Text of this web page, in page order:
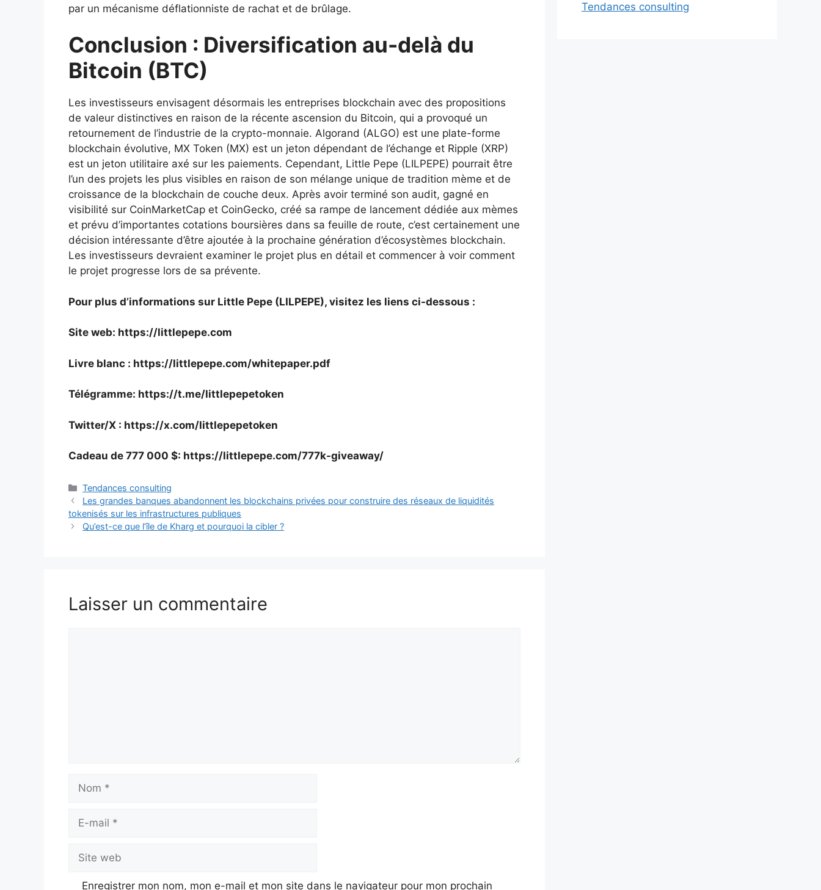
par un mécanisme déflationniste de rachat et de brûlage.
Conclusion : Diversification au-delà du
Bitcoin (BTC)
Les investisseurs envisagent désormais les entreprises blockchain avec des propositions
de valeur distinctives en raison de la récente ascension du Bitcoin, qui a provoqué un
retournement de l’industrie de la crypto-monnaie. Algorand (ALGO) est une plate-forme
blockchain évolutive, MX Token (MX) est un jeton dépendant de l’échange et Ripple (XRP)
est un jeton utilitaire axé sur les paiements. Cependant, Little Pepe (LILPEPE) pourrait être
l’un des projets les plus visibles en raison de son mélange unique de tradition mème et de
croissance de la blockchain de couche deux. Après avoir terminé son audit, gagné en
visibilité sur CoinMarketCap et CoinGecko, créé sa rampe de lancement dédiée aux mèmes
et prévu d’importantes cotations boursières dans sa feuille de route, c’est certainement une
décision intéressante d’être ajoutée à la prochaine génération d’écosystèmes blockchain.
Les investisseurs devraient examiner le projet plus en détail et commencer à voir comment
le projet progresse lors de sa prévente.
Pour plus d’informations sur Little Pepe (LILPEPE), visitez les liens ci-dessous :
Site web: https://littlepepe.com
Livre blanc : https://littlepepe.com/whitepaper.pdf
Télégramme: https://t.me/littlepepetoken
Twitter/X : https://x.com/littlepepetoken
Cadeau de 777 000 $: https://littlepepe.com/777k-giveaway/
Catégories
Tendances consulting
Les grandes banques abandonnent les blockchains privées pour construire des réseaux de liquidités
tokenisés sur les infrastructures publiques
Qu’est-ce que l’île de Kharg et pourquoi la cibler ?
Laisser un commentaire
Nom
Site
web
Enregistrer mon nom, mon e-mail et mon site dans le navigateur pour mon prochain
Tendances consulting